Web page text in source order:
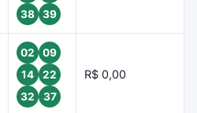
38
39
02
09
14
22
32
37
R$ 0,00